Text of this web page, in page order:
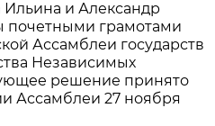
и Александр
почетными грамотами
Ассамблеи государств
Независимых
решение принято
Ассамблеи 27 ноября